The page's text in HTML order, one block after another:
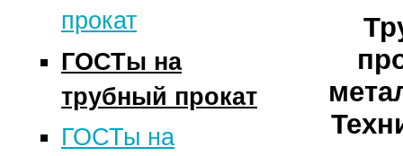
прокат
ГОСТы на
трубный прокат
ГОСТы на